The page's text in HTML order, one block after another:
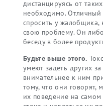
дистанцируясь от
необходимо. Отличный
спросить у жалобщика,
свою проблему. Он
беседу в более
Будьте выше этого.
умеют задеть других
внимательнее к ним
тому, что они говорят,
их поведение на